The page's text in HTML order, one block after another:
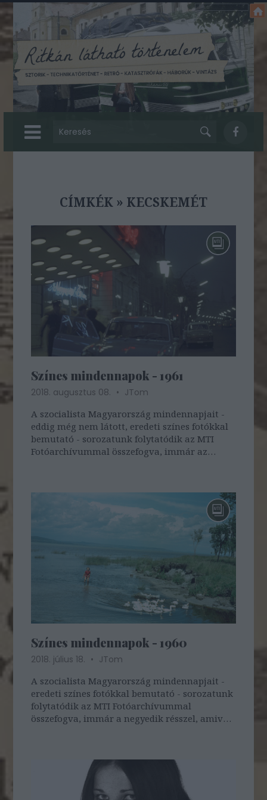
CÍMKÉK » KECSKEMÉT
Színes mindennapok - 1961
2018. augusztus 08.
JTom
A szocialista Magyarország mindennapjait -
eddig még nem látott, eredeti színes fotókkal
bemutató - sorozatunk folytatódik az MTI
Fotóarchívummal összefogva, immár az
Színes mindennapok - 1960
2018. július 18.
JTom
A szocialista Magyarország mindennapjait -
eredeti színes fotókkal bemutató - sorozatunk
folytatódik az MTI Fotóarchívummal
összefogva, immár a negyedik résszel, amivel